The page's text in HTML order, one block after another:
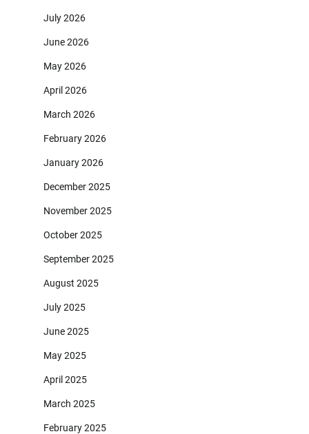
July 2026
June 2026
May 2026
April 2026
March 2026
February 2026
January 2026
December 2025
November 2025
October 2025
September 2025
August 2025
July 2025
June 2025
May 2025
April 2025
March 2025
February 2025